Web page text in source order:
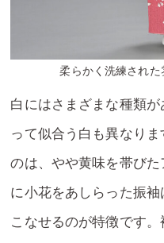
柔らかく洗練され
白にはさまざまな種類
って似合う白も異なり
のは、やや黄味を帯び
に小花をあしらった振
こなせるのが特徴です